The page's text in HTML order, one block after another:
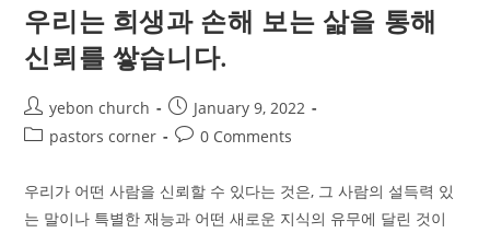
우리는 희생과 손해 보는 삶을 통해
신뢰를 쌓습니다.
Post
author:
yebon church
Post
published:
January 9, 2022
Postpastors corner
Post0 Comments
우리가 어떤 사람을 신뢰할 수 있다는 것은, 그 사람의 설득력 있
는 말이나 특별한 재능과 어떤 새로운 지식의 유무에 달린 것이